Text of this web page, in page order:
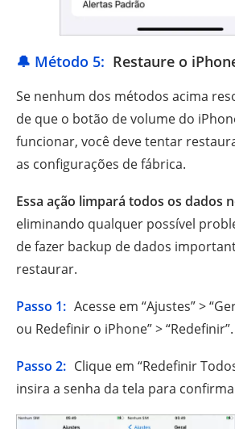
🔔 Método 5: Restaure o
Se nenhum dos métodos acima
de que o botão de volume do
funcionar, você deve tentar
as configurações de fábrica.
Essa ação limpará todos os dados
eliminando qualquer possível
de fazer backup de dados
restaurar.
Passo 1: Acesse em “Ajustes” >
ou Redefinir o iPhone” > “Redefinir”.
Passo 2: Clique em “Redefinir
insira a senha da tela para